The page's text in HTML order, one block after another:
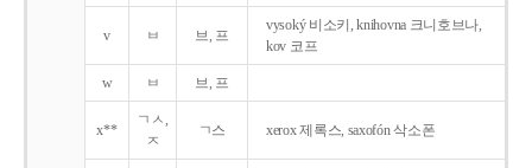
v ㅂ 브, 프
vysoký 비소키, knihovna 크니호브나,
kov 코프
w ㅂ 브, 프
x**
ㄱㅅ,
ㅈ
ㄱ스 xerox 제록스, saxofón 삭소폰